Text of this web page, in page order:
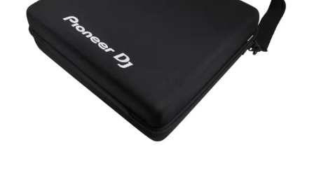
Montage
B-stock